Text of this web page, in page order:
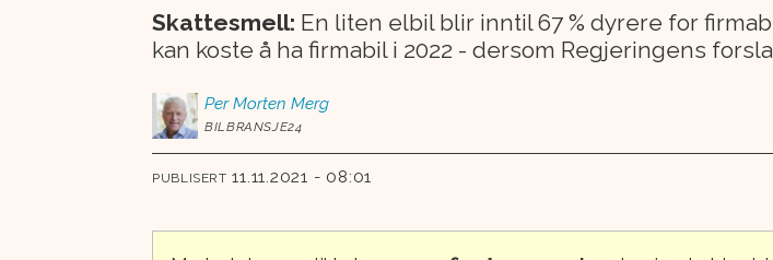
Skattesmell: En liten elbil blir inntil 67 % dyrere for
kan koste å ha firmabil i 2022 - dersom Regjeringens
Per Morten Merg
BILBRANSJE24
PUBLISERT 11.11.2021 - 08:01